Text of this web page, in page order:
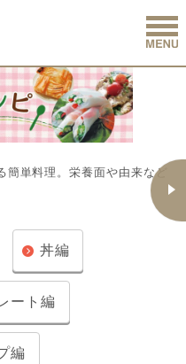
新百合ヶ
単料理。栄養面や由来など
丼編
ート編
編